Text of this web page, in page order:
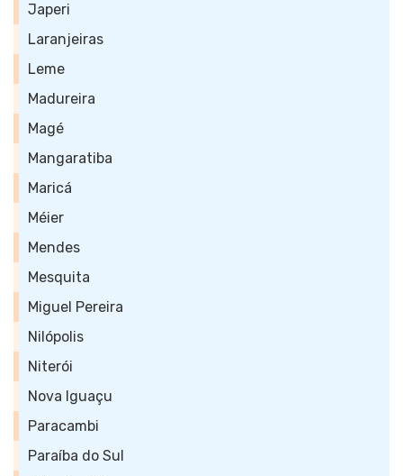
Japeri
Laranjeiras
Leme
Madureira
Magé
Mangaratiba
Maricá
Méier
Mendes
Mesquita
Miguel Pereira
Nilópolis
Niterói
Nova Iguaçu
Paracambi
Paraíba do Sul